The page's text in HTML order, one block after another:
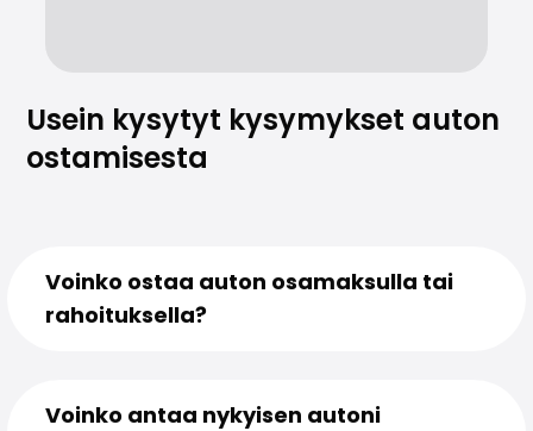
Usein kysytyt kysymykset auton
ostamisesta
Voinko ostaa auton osamaksulla tai
rahoituksella?
Voinko antaa nykyisen autoni